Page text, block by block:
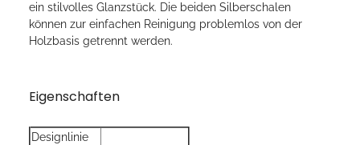
ein stilvolles Glanzstück. Die beiden Silberschalen
können zur einfachen Reinigung problemlos von der
Holzbasis getrennt werden.
Eigenschaften
Designlinie